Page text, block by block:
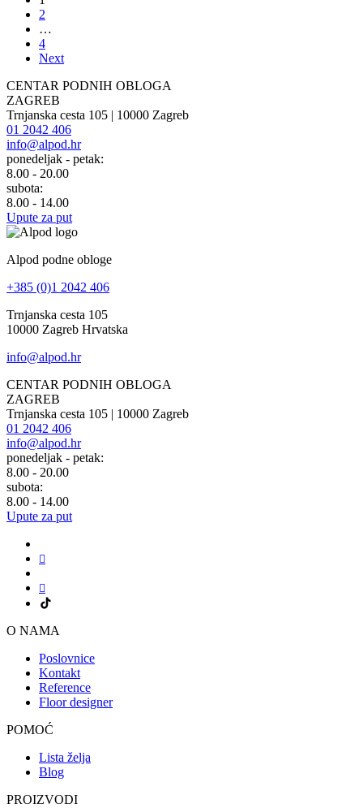
2
…
4
Next
CENTAR PODNIH OBLOGA
ZAGREB
Trnjanska cesta 105 | 10000 Zagreb
01 2042 406
info@alpod.hr
ponedeljak - petak:
8.00 - 20.00
subota:
8.00 - 14.00
Upute za put
Alpod podne obloge
+385 (0)1 2042 406
Trnjanska cesta 105
10000 Zagreb Hrvatska
info@alpod.hr
CENTAR PODNIH OBLOGA
ZAGREB
Trnjanska cesta 105 | 10000 Zagreb
01 2042 406
info@alpod.hr
ponedeljak - petak:
8.00 - 20.00
subota:
8.00 - 14.00
Upute za put
O NAMA
Poslovnice
Kontakt
Reference
Floor designer
POMOĆ
Lista želja
Blog
PROIZVODI